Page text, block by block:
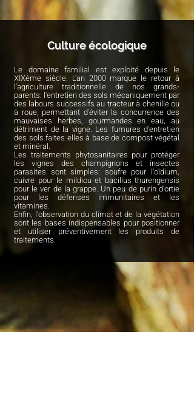
Culture écologique
Le domaine familial est exploité depuis le
XIXème siècle. L'an 2000 marque le retour à
l'agriculture traditionnelle de nos grands-
parents: l'entretien des sols mécaniquement par
des labours successifs au tracteur à chenille ou
à roue, permettant d'éviter la concurrence des
mauvaises herbes, gourmandes en eau, au
détriment de la vigne. Les fumures d'entretien
des sols faites elles à base de compost végétal
et minéral.
Les traitements phytosanitaires pour protéger
les vignes des champignons et insectes
parasites sont simples: soufre pour l'oïdium,
cuivre pour le mildiou et bacilius thurengensis
pour le ver de la grappe. Un peu de purin d'ortie
pour les défenses immunitaires et les
vitamines.
Enfin, l'observation du climat et de la végétation
sont les bases indispensables pour positionner
et utiliser préventivement les produits de
traitements.